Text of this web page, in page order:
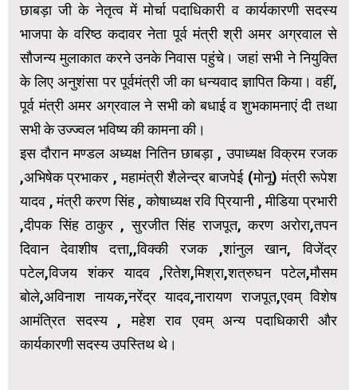
छाबड़ा जी के नेतृत्व में मोर्चा पदाधिकारी व कार्यकारणी सदस्य
भाजपा के वरिष्ठ कदावर नेता पूर्व मंत्री श्री अमर अग्रवाल से
सौजन्य मुलाकात करने उनके निवास पहुंचे। जहां सभी ने नियुक्ति
के लिए अनुशंसा पर पूर्वमंत्री जी का धन्यवाद ज्ञापित किया। वहीं,
पूर्व मंत्री अमर अग्रवाल ने सभी को बधाई व शुभकामनाएं दी तथा
सभी के उज्ज्वल भविष्य की कामना की।
इस दौरान मण्डल अध्यक्ष नितिन छाबड़ा , उपाध्यक्ष विक्रम रजक
,अभिषेक प्रभाकर , महामंत्री शैलेन्द्र बाजपेई (मोनू) मंत्री रूपेश
यादव , मंत्री करण सिंह , कोषाध्यक्ष रवि प्रियानी , मीडिया प्रभारी
,दीपक सिंह ठाकुर , सुरजीत सिंह राजपूत, करण अरोरा,तपन
दिवान देवाशीष दत्ता,,विक्की रजक ,शांनुल खान, विजेंद्र
पटेल,विजय शंकर यादव ,रितेश,मिश्रा,शत्रुघन पटेल,मौसम
बोले,अविनाश नायक,नरेंद्र यादव,नारायण राजपूत,एवम् विशेष
आमंत्रित सदस्य , महेश राव एवम् अन्य पदाधिकारी और
कार्यकारणी सदस्य उपस्तिथ थे।